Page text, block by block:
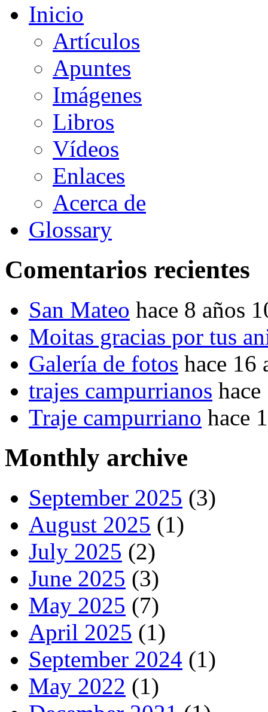
Inicio
Artículos
Apuntes
Imágenes
Libros
Vídeos
Enlaces
Acerca de
Glossary
Comentarios recientes
San Mateo hace 8 años
Moitas gracias por tus
Galería de fotos hace 16
trajes campurrianos
Traje campurriano hace
Monthly archive
September 2025 (3)
August 2025 (1)
July 2025 (2)
June 2025 (3)
May 2025 (7)
April 2025 (1)
September 2024 (1)
May 2022 (1)